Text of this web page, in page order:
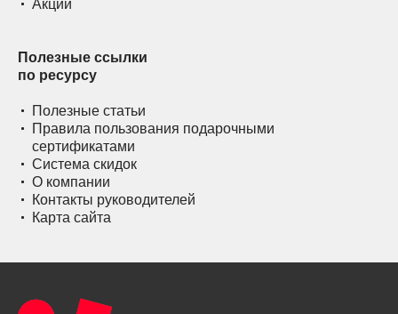
Акции
Полезные ссылки
по ресурсу
Полезные статьи
Правила пользования подарочными
сертификатами
Система скидок
О компании
Контакты руководителей
Карта сайта